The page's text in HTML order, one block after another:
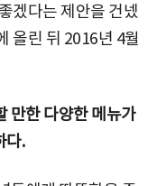
겠다는 제안을 건넸
올린 뒤 2016년 4월
만한 다양한 메뉴가
다.